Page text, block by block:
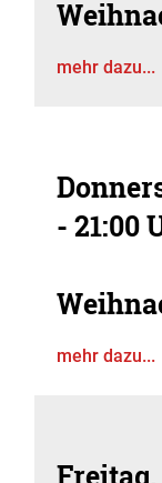
mehr dazu...
- 21:00
mehr dazu...